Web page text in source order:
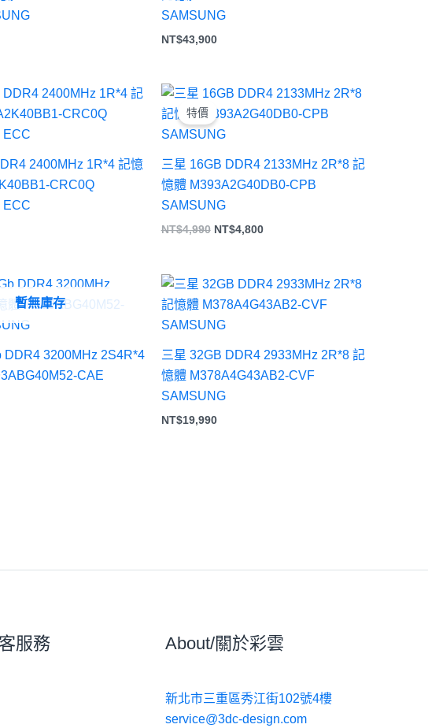
SAMSUNG
NT$43,900
2400MHz 1R*4 記憶
CRC0Q
ECC
特價
三星 16GB DDR4 2133MHz 2R*8 記
憶體 M393A2G40DB0-CPB
SAMSUNG
NT$4,990
原
價
格：
NT$4,800
目
價
暫無庫存
DDR4 3200MHz 2S4R*4
CAE
三星 32GB DDR4 2933MHz 2R*8 記
憶體 M378A4G43AB2-CVF
SAMSUNG
NT$19,990
服務 About/關於彩雲
新北市三重區秀江街102號4樓
service@3dc-design.com